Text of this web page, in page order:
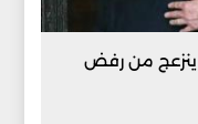
ينزعج من رفض